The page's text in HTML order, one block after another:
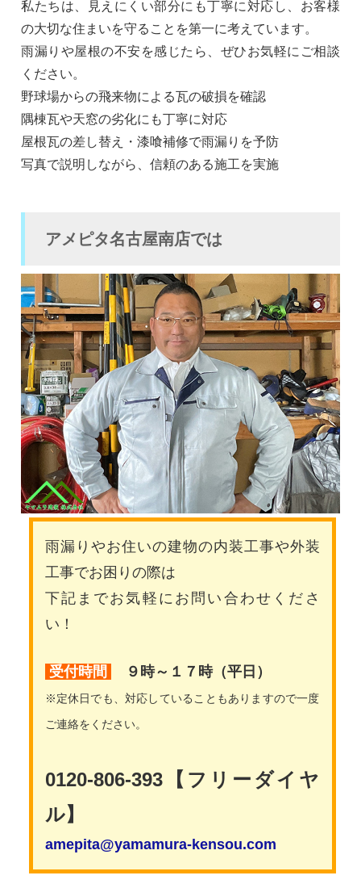
私たちは、見えにくい部分にも丁寧に対応し、お客様
の大切な住まいを守ることを第一に考えています。
雨漏りや屋根の不安を感じたら、ぜひお気軽にご相談
ください。
野球場からの飛来物による瓦の破損を確認
隅棟瓦や天窓の劣化にも丁寧に対応
屋根瓦の差し替え・漆喰補修で雨漏りを予防
写真で説明しながら、信頼のある施工を実施
アメピタ名古屋南店では
雨漏りやお住いの建物の内装工事や外装
工事でお困りの際は
下記までお気軽にお問い合わせくださ
い！
受付時間 ９時～１７時（平日）
※定休日でも、対応していることもありますので一度
ご連絡をください。
0120-806-393【フリーダイヤ
ル】
amepita@yamamura-kensou.com